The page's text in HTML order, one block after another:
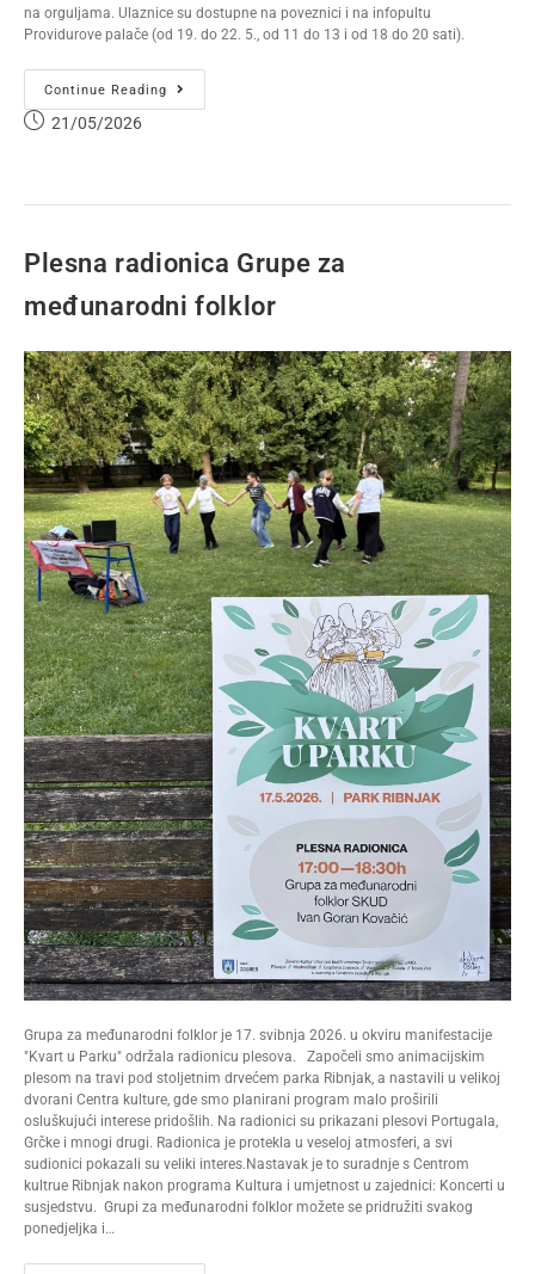
na orguljama. Ulaznice su dostupne na poveznici i na infopultu
Providurove palače (od 19. do 22. 5., od 11 do 13 i od 18 do 20 sati).
Continue Reading
21/05/2026
Plesna radionica Grupe za
međunarodni folklor
Grupa za međunarodni folklor je 17. svibnja 2026. u okviru manifestacije
"Kvart u Parku" održala radionicu plesova. Započeli smo animacijskim
plesom na travi pod stoljetnim drvećem parka Ribnjak, a nastavili u velikoj
dvorani Centra kulture, gde smo planirani program malo proširili
osluškujući interese pridošlih. Na radionici su prikazani plesovi Portugala,
Grčke i mnogi drugi. Radionica je protekla u veseloj atmosferi, a svi
sudionici pokazali su veliki interes.Nastavak je to suradnje s Centrom
kultrue Ribnjak nakon programa Kultura i umjetnost u zajednici: Koncerti u
susjedstvu. Grupi za međunarodni folklor možete se pridružiti svakog
ponedjeljka i…